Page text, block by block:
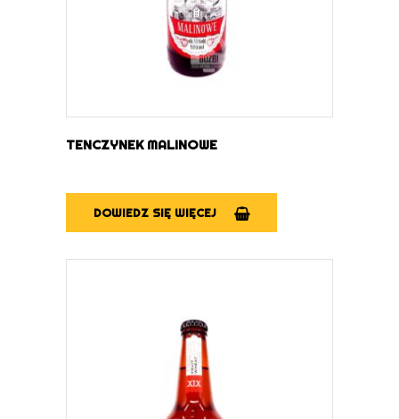
TENCZYNEK MALINOWE
DOWIEDZ SIĘ WIĘCEJ